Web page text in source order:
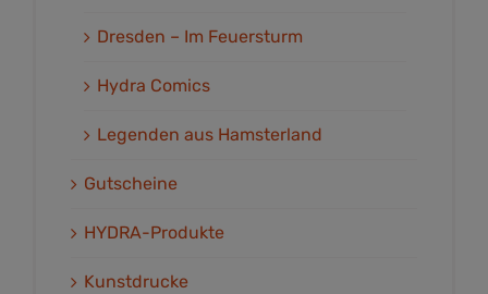
Dresden – Im Feuersturm
Hydra Comics
Legenden aus Hamsterland
Gutscheine
HYDRA-Produkte
Kunstdrucke